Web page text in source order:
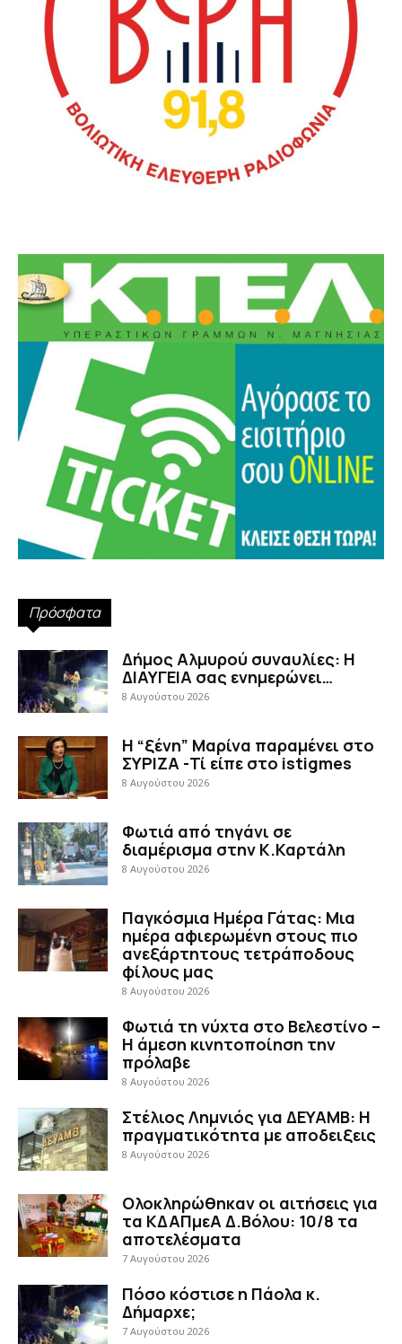
Πρόσφατα
Δήμος Αλμυρού συναυλίες: Η
ΔΙΑΥΓΕΙΑ σας ενημερώνει…
8 Αυγούστου 2026
Η “ξένη” Μαρίνα παραμένει στο
ΣΥΡΙΖΑ -Τί είπε στο istigmes
8 Αυγούστου 2026
Φωτιά από τηγάνι σε
διαμέρισμα στην Κ.Καρτάλη
8 Αυγούστου 2026
Παγκόσμια Ημέρα Γάτας: Μια
ημέρα αφιερωμένη στους πιο
ανεξάρτητους τετράποδους
φίλους μας
8 Αυγούστου 2026
Φωτιά τη νύχτα στο Βελεστίνο –
Η άμεση κινητοποίηση την
πρόλαβε
8 Αυγούστου 2026
Στέλιος Λημνιός για ΔΕΥΑΜΒ: Η
πραγματικότητα με αποδειξεις
8 Αυγούστου 2026
Ολοκληρώθηκαν οι αιτήσεις για
τα ΚΔΑΠμεΑ Δ.Βόλου: 10/8 τα
αποτελέσματα
7 Αυγούστου 2026
Πόσο κόστισε η Πάολα κ.
Δήμαρχε;
7 Αυγούστου 2026